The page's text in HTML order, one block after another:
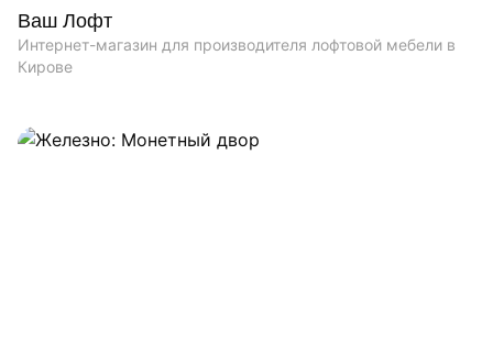
Ваш Лофт
Интернет-магазин для производителя лофтовой мебели в
Кирове